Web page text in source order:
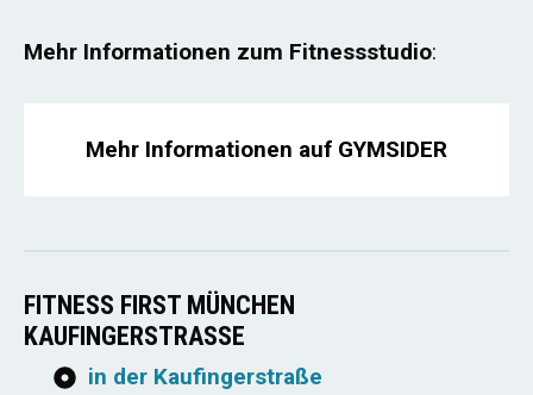
Mehr Informationen zum Fitnessstudio:
Mehr Informationen auf GYMSIDER
FITNESS FIRST MÜNCHEN
KAUFINGERSTRASSE
in der Kaufingerstraße